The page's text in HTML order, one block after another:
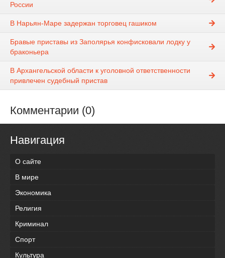
России
В Нарьян-Маре задержан торговец гашиком
Бравые приставы из Заполярья конфисковали лодку у
браконьера
В Архангельской области к уголовной ответственности
привлечен судебный пристав
Комментарии (0)
Навигация
О сайте
В мире
Экономика
Религия
Криминал
Спорт
Культура